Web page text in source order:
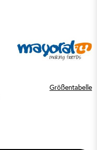
Größentabelle